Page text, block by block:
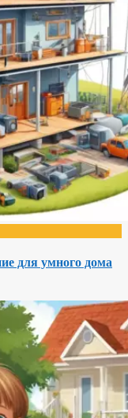
для умного дома